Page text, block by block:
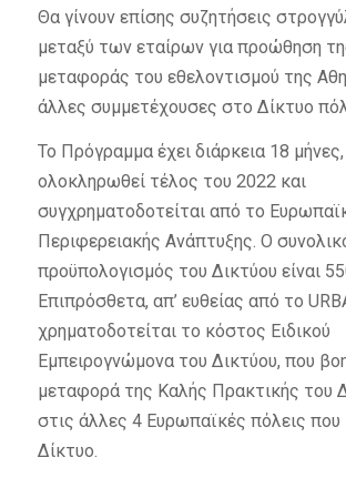
Θα γίνουν επίσης συζητήσεις
μεταξύ των εταίρων για προώθηση
μεταφοράς του εθελοντισμού της
άλλες συμμετέχουσες στο Δίκτυο
Το Πρόγραμμα έχει διάρκεια 18
ολοκληρωθεί τέλος του 2022 και
συγχρηματοδοτείται από το
Περιφερειακής Ανάπτυξης. Ο
προϋπολογισμός του Δικτύου είναι
Επιπρόσθετα, απ’ ευθείας από το
χρηματοδοτείται το κόστος Ειδικού
Εμπειρογνώμονα του Δικτύου, που
μεταφορά της Καλής Πρακτικής του
στις άλλες 4 Ευρωπαϊκές πόλεις που
Δίκτυο.